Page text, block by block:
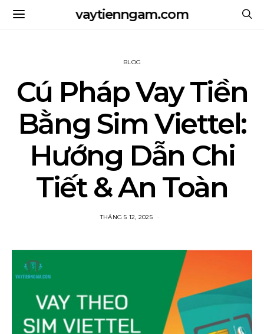
vaytienngam.com
BLOG
Cú Pháp Vay Tiền
Bằng Sim Viettel:
Hướng Dẫn Chi
Tiết & An Toàn
THÁNG 5 12, 2025